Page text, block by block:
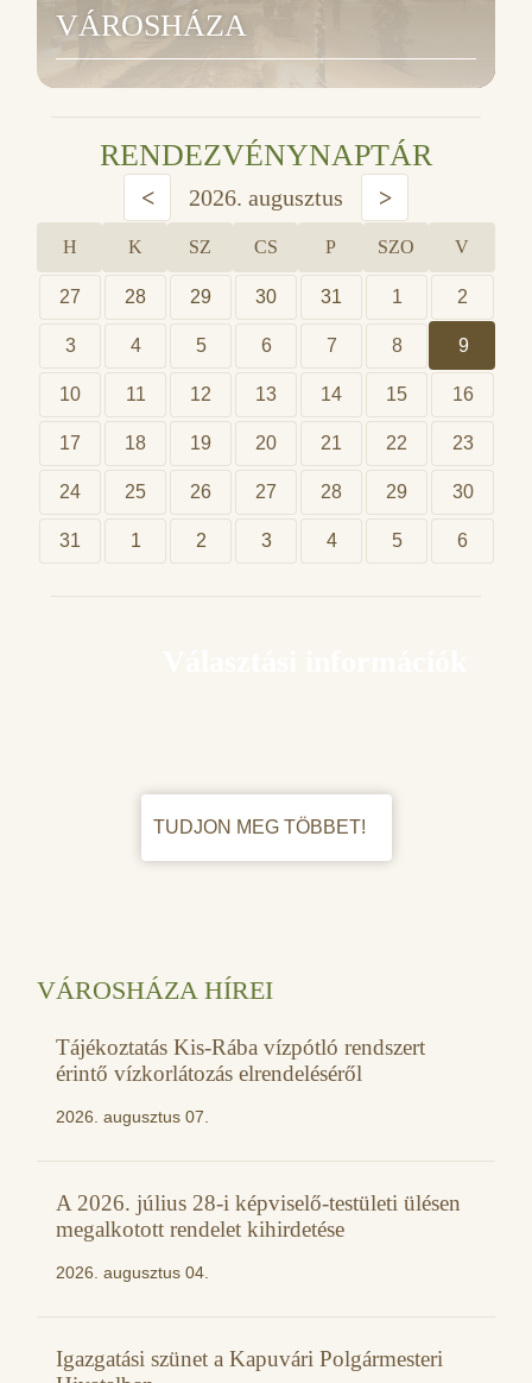
VÁROSHÁZA
RENDEZVÉNYNAPTÁR
< 2026. augusztus >
H K SZ CS P SZO V
27 28 29 30 31 1 2
3 4 5 6 7 8 9
10 11 12 13 14 15 16
17 18 19 20 21 22 23
24 25 26 27 28 29 30
31 1 2 3 4 5 6
TUDJON MEG TÖBBET!
VÁROSHÁZA HÍREI
Tájékoztatás Kis-Rába vízpótló rendszert
érintő vízkorlátozás elrendeléséről
2026. augusztus 07.
A 2026. július 28-i képviselő-testületi ülésen
megalkotott rendelet kihirdetése
2026. augusztus 04.
Igazgatási szünet a Kapuvári Polgármesteri